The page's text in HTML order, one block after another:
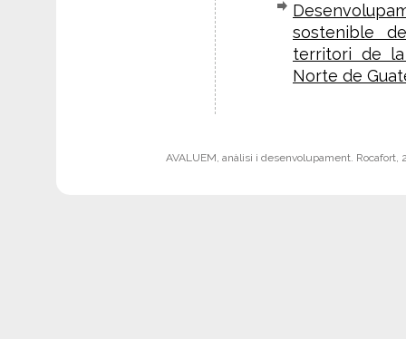
sostenible
territori de la
Norte de
AVALUEM, anàlisi i desenvolupament. Rocafort,